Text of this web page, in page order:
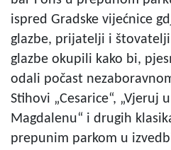
ispred Gradske vijećnice
glazbe, prijatelji i
glazbe okupili kako bi,
odali počast
Stihovi „Cesarice“, „Vjeruj
Magdalenu“ i drugih
prepunim parkom u